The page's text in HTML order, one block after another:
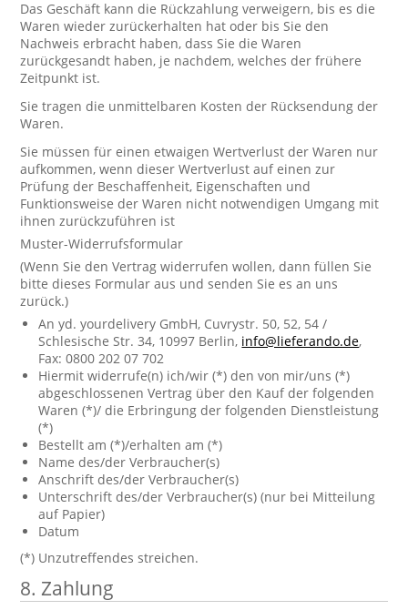
Das Geschäft kann die Rückzahlung verweigern, bis es die
Waren wieder zurückerhalten hat oder bis Sie den
Nachweis erbracht haben, dass Sie die Waren
zurückgesandt haben, je nachdem, welches der frühere
Zeitpunkt ist.
Sie tragen die unmittelbaren Kosten der Rücksendung der
Waren.
Sie müssen für einen etwaigen Wertverlust der Waren nur
aufkommen, wenn dieser Wertverlust auf einen zur
Prüfung der Beschaffenheit, Eigenschaften und
Funktionsweise der Waren nicht notwendigen Umgang mit
ihnen zurückzuführen ist
Muster-Widerrufsformular
(Wenn Sie den Vertrag widerrufen wollen, dann füllen Sie
bitte dieses Formular aus und senden Sie es an uns
zurück.)
An yd. yourdelivery GmbH, Cuvrystr. 50, 52, 54 /
Schlesische Str. 34, 10997 Berlin, info@lieferando.de,
Fax: 0800 202 07 702
Hiermit widerrufe(n) ich/wir (*) den von mir/uns (*)
abgeschlossenen Vertrag über den Kauf der folgenden
Waren (*)/ die Erbringung der folgenden Dienstleistung
(*)
Bestellt am (*)/erhalten am (*)
Name des/der Verbraucher(s)
Anschrift des/der Verbraucher(s)
Unterschrift des/der Verbraucher(s) (nur bei Mitteilung
auf Papier)
Datum
(*) Unzutreffendes streichen.
8. Zahlung